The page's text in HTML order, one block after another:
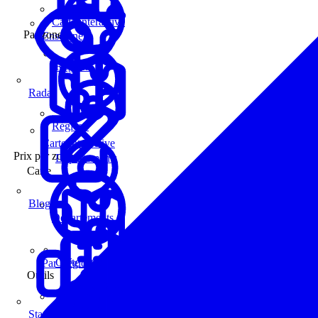
Enseignes
Carte interactive
Prix par zone
Par Région
Régions
Départements
Carte
Carte interactive
Outils
Carte interactive
Par zone
Régions
Départements
Radar
Blog
Statistiques